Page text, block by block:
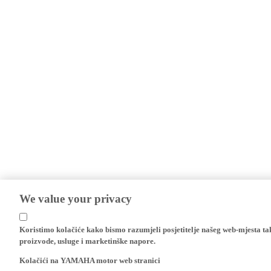
We value your privacy
Koristimo kolačiće kako bismo razumjeli posjetitelje našeg web-mjesta
proizvode, usluge i marketinške napore.
Kolačići na YAMAHA motor web stranici